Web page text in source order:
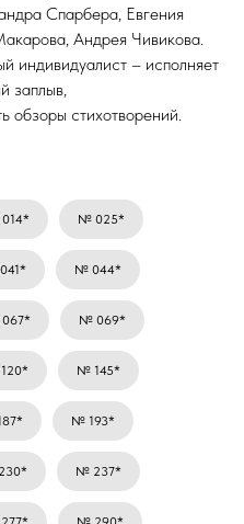
Спарбера, Евгения
Андрея Чивикова.
индивидуалист – исполняет
заплыв,
обзоры стихотворений.
№ 025*
№ 044*
№ 069*
№ 145*
№ 193*
№ 237*